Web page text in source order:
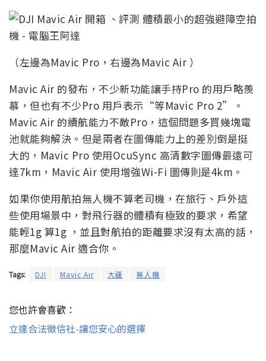
（左邊為Mavic Pro，右邊為Mavic Air ）
Mavic Air 的發布，不少新功能讓手持Pro 的用戶略羨
慕，但也有不少Pro 用戶表示“等Mavic Pro 2”。
Mavic Air 的續航能力不敵Pro，這個問題多買幾塊電
池就能夠解決。但是兩者在圖傳能力上的差別倒是挺
大的，Mavic Pro 使用OcuSync 高清數字圖傳最遠可
達7km，Mavic Air 使用增強Wi-Fi 圖傳則是4km。
如果你使用航拍無人機不算老司機，在旅行、戶外這
些使用場景中，對飛行器的體積有極致的要求，希望
能輕1g 算1g ，並且對航拍的距離要求沒有太高的話，
那麼Mavic Air 適合你。
Tags: DJI Mavic Air 大疆 無人機
您也許會喜歡：
立達合法徵信社-讓您安心的選擇